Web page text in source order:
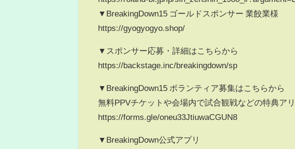
▼BreakingDown15 ゴールドスポンサー 業餃業様
https://gyogyogyo.shop/
▼スポンサー応募・詳細はこちらから
https://backstage.inc/breakingdown/sp
▼BreakingDown15 ボランティア募集はこちらから
無料PPVチケットや会場内で試合観戦などの特典アリ
https://forms.gle/oneu33JtiuwaCGUN8
▼BreakingDown公式アプリ